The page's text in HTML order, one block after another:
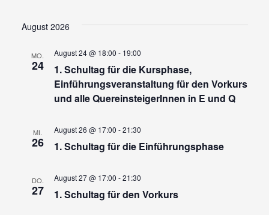
August 2026
MO.
24
1. Schultag für die Kursphase,
Einführungsveranstaltung für den Vorkurs
und alle QuereinsteigerInnen in E und Q
August 24 @ 18:00 - 19:00
MI.
26 1. Schultag für die Einführungsphase
August 26 @ 17:00 -21:30
DO.
27 1. Schultag für den Vorkurs
August 27 @ 17:00 -21:30